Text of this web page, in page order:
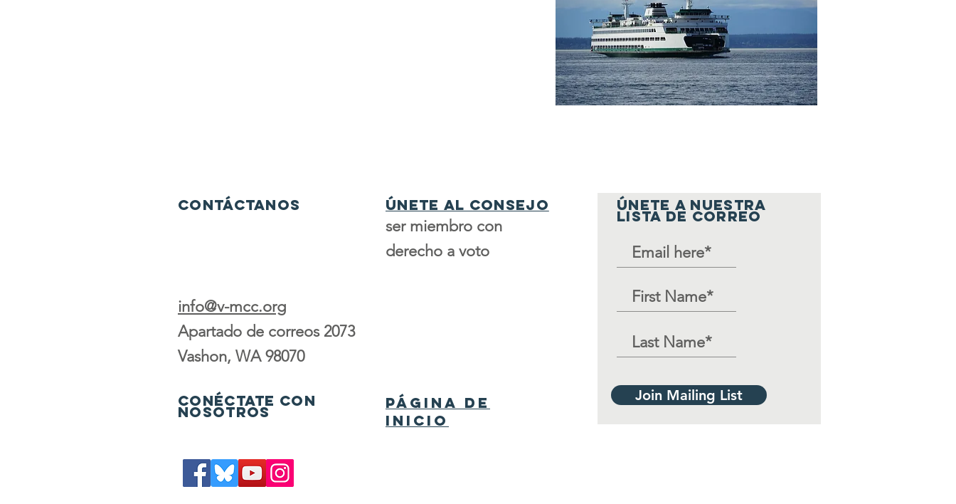
Contáctanos Únete al consejo
ser miembro con
derecho a voto
info@v-mcc.org
Apartado de correos 2073
Vashon, WA 98070
Conéctate con
nosotros
Página de
inicio
ÚNETE A NUESTRA
LISTA DE CORREO
Join Mailing List